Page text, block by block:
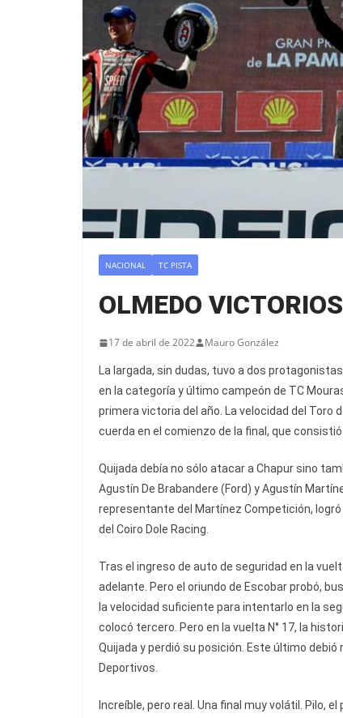
NACIONAL TC PISTA
OLMEDO
17 de abril de 2022 Mauro González
La largada, sin dudas, tuvo a dos
en la categoría y último campeón de TC
primera victoria del año. La velocidad del
cuerda en el comienzo de la final, que
Quijada debía no sólo atacar a Chapur sino
Agustín De Brabandere (Ford) y Agustín
representante del Martínez Competición,
del Coiro Dole Racing.
Tras el ingreso de auto de seguridad en la
adelante. Pero el oriundo de Escobar probó,
la velocidad suficiente para intentarlo en la
colocó tercero. Pero en la vuelta N° 17, la
Quijada y perdió su posición. Este último
Deportivos.
Increíble, pero real. Una final muy volátil. Pilo,